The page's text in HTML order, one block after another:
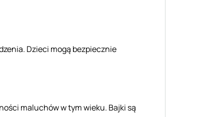
Dzieci mogą bezpiecznie
maluchów w tym wieku. Bajki są